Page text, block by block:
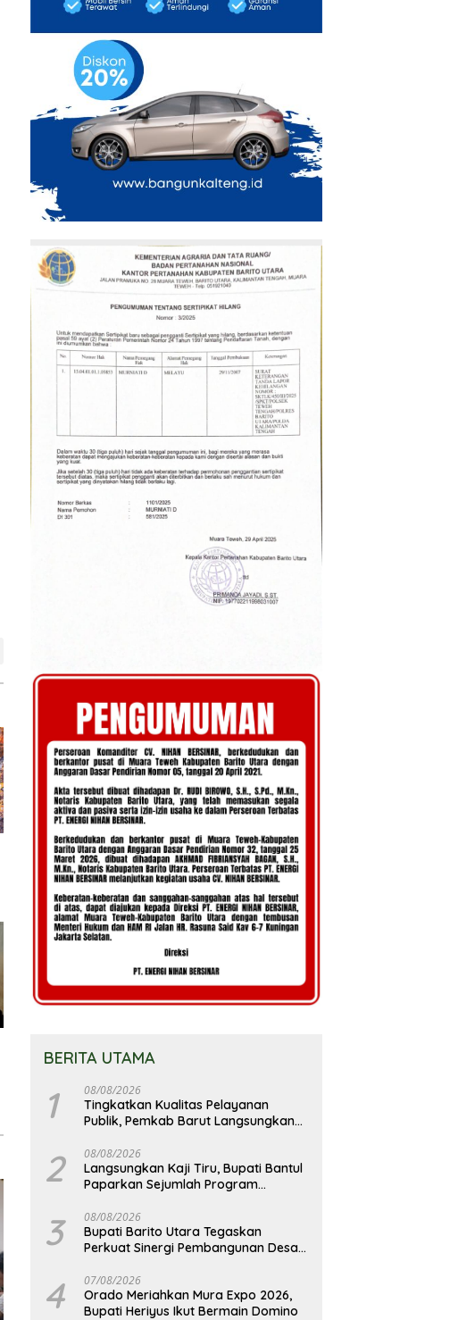
BERITA UTAMA
1 08/08/2026
Tingkatkan Kualitas Pelayanan
Publik, Pemkab Barut Langsungkan
Progo
2 08/08/2026
Langsungkan Kaji Tiru, Bupati Bantul
Paparkan Sejumlah Program
3 08/08/2026
Bupati Barito Utara Tegaskan
Perkuat Sinergi Pembangunan Desa
Hadapi Potensi Karhutla
4 07/08/2026
Orado Meriahkan Mura Expo 2026,
Bupati Heriyus Ikut Bermain Domino